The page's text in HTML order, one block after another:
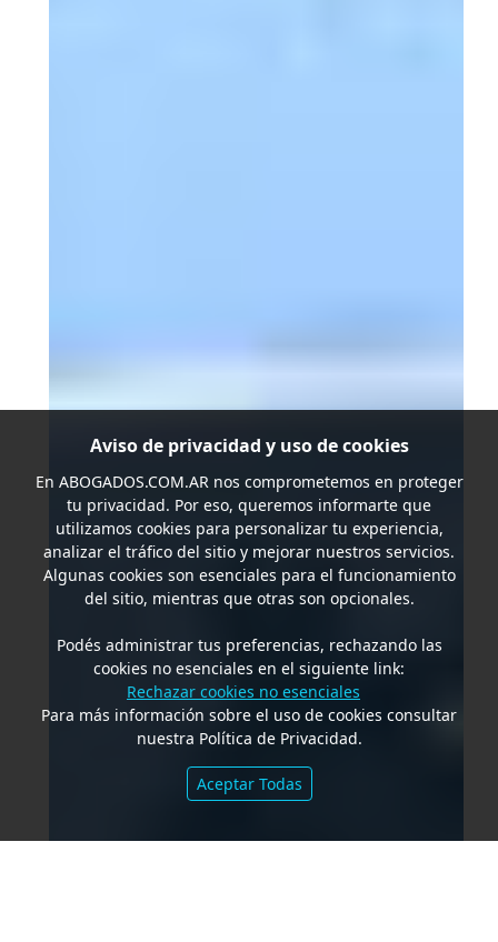
Aviso de privacidad y uso de cookies
En ABOGADOS.COM.ARnos comprometemos en proteger
tu privacidad. Por eso, queremos informarte que
utilizamos cookies para personalizar tu experiencia,
analizar el tráfico del sitio y mejorar nuestros servicios.
Algunas cookies son esenciales para el funcionamiento
del sitio, mientras que otras son opcionales.
Podés administrar tus preferencias, rechazando las
cookies no esenciales en el siguiente link:
Rechazar cookies no esenciales
Para más información sobre el uso de cookies consultar
nuestra Política de Privacidad.
Aceptar Todas